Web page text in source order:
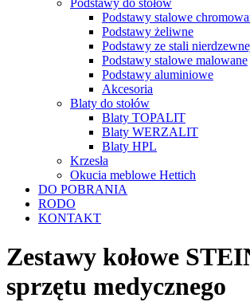
Podstawy stalowe
Podstawy żeliwne
Podstawy ze stali
Podstawy stalowe malowane
Podstawy aluminiowe
Akcesoria
Blaty do stołów
Blaty TOPALIT
Blaty WERZALIT
Blaty HPL
Krzesła
Okucia meblowe Hettich
DO POBRANIA
RODO
KONTAKT
Zestawy kołowe
sprzętu medycznego